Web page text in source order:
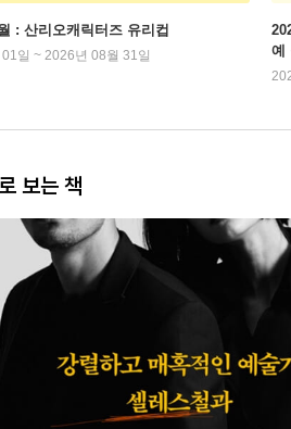
: 산리오캐릭터즈 유리컵
일 ~ 2026년 08월 31일
예
보는 책